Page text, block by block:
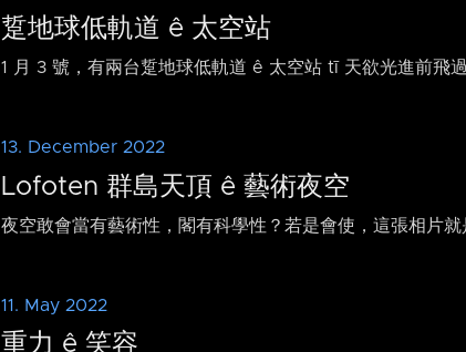
踅地球低軌道 ê 太空站
1 月 3 號，有兩台踅地球低軌道 ê 太空站 tī 天欲光進前飛
13. December 2022
Lofoten 群島天頂 ê 藝術夜空
夜空敢會當有藝術性，閣有科學性？若是會使，這張相片就
11. May 2022
重力 ê 笑容